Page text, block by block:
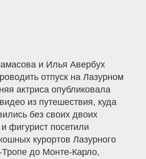
и Илья Авербух
отпуск на Лазурном
актриса опубликовала
из путешествия, куда
без своих двоих
фигурист посетили
курортов Лазурного
до Монте-Карло,